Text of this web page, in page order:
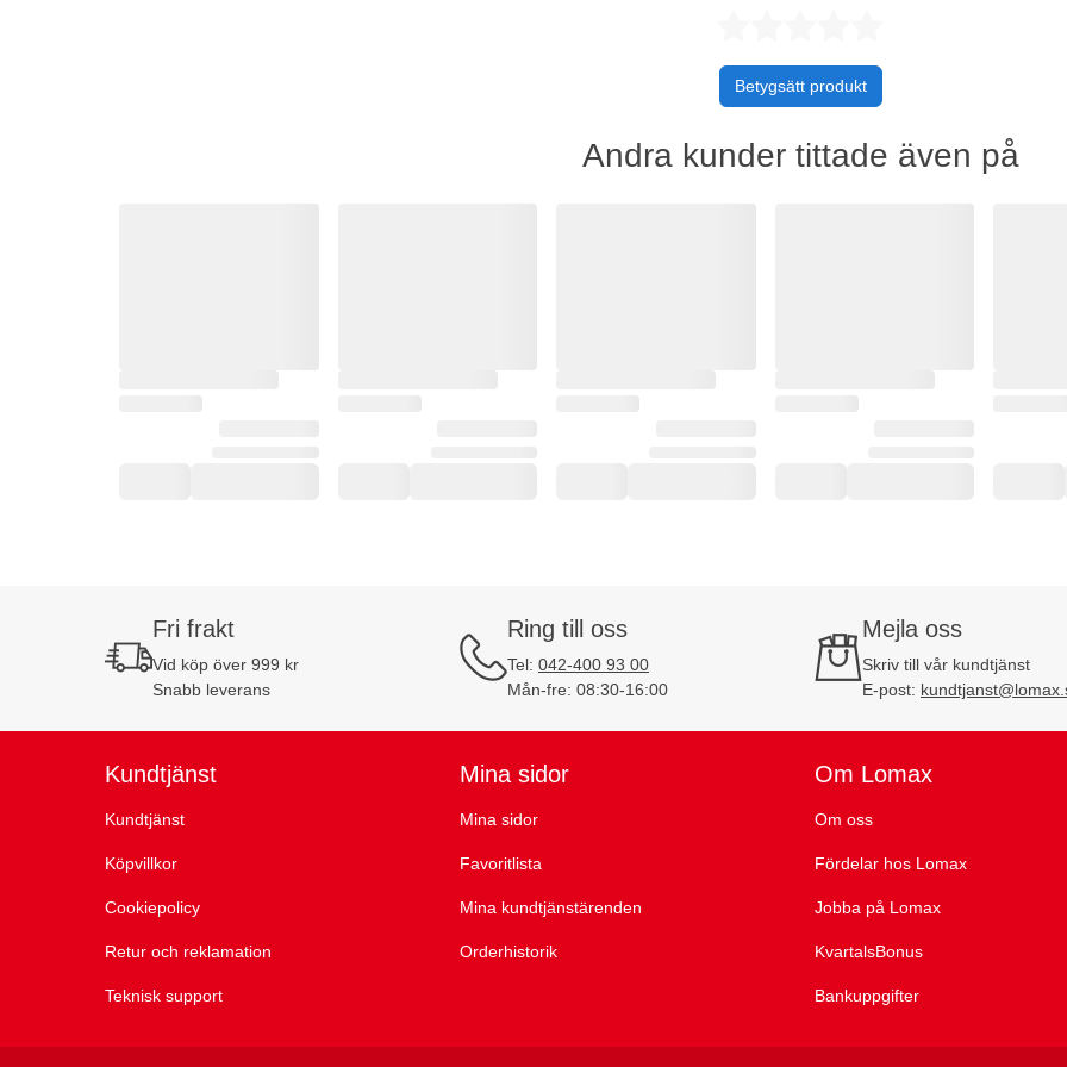
Betygsätt produkt
Andra kunder tittade även på
Fri frakt
Vid köp över 999 kr
Snabb leverans
Ring till oss
Tel: 042-400 93 00
Mån-fre: 08:30-16:00
Mejla oss
Skriv till vår kundtjänst
E-post:
Kundtjänst
Kundtjänst
Köpvillkor
Cookiepolicy
Retur och reklamation
Teknisk support
Mina sidor
Mina sidor
Favoritlista
Mina kundtjänstärenden
Orderhistorik
Om Lomax
Om oss
Fördelar hos Lomax
Jobba på Lomax
KvartalsBonus
Bankuppgifter